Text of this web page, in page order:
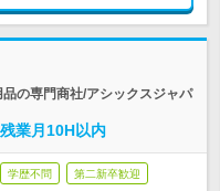
の専門商社/アシックスジャパ
業月10H以内
学歴不問 第二新卒歓迎